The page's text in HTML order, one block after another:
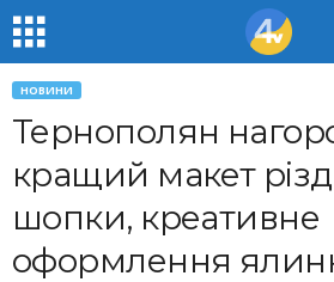
НОВИНИ
Тернополян
кращий макет
шопки, креативне
оформлення